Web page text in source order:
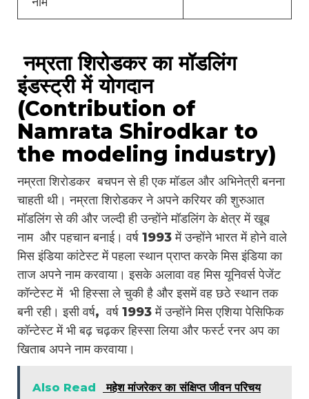
नम्रता शिरोडकर का मॉडलिंग
इंडस्ट्री में योगदान
(Contribution of
Namrata Shirodkar to
the modeling industry)
नम्रता शिरोडकर बचपन से ही एक मॉडल और अभिनेत्री बनना
चाहती थी। नम्रता शिरोडकर ने अपने करियर की शुरुआत
मॉडलिंग से की और जल्दी ही उन्होंने मॉडलिंग के क्षेत्र में खूब
नाम और पहचान बनाई। वर्ष 1993 में उन्होंने भारत में होने वाले
मिस इंडिया कांटेस्ट में पहला स्थान प्राप्त करके मिस इंडिया का
ताज अपने नाम करवाया। इसके अलावा वह मिस यूनिवर्स पेजेंट
कॉन्टेस्ट में भी हिस्सा ले चुकी है और इसमें वह छठे स्थान तक
बनी रही। इसी वर्ष, वर्ष 1993 में उन्होंने मिस एशिया पेसिफिक
कॉन्टेस्ट में भी बढ़ चढ़कर हिस्सा लिया और फर्स्ट रनर अप का
खिताब अपने नाम करवाया।
Also Read
महेश मांजरेकर का संक्षिप्त जीवन परिचय